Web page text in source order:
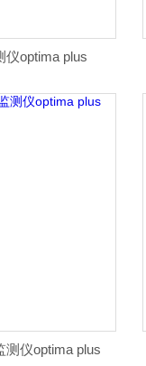
仪optima plus
测仪optima plus